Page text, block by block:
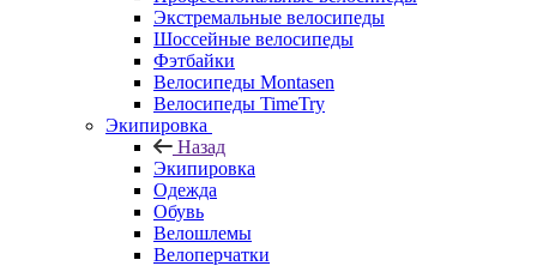
Экстремальные велосипеды
Шоссейные велосипеды
Фэтбайки
Велосипеды Montasen
Велосипеды TimeTry
Экипировка
Назад
Экипировка
Одежда
Обувь
Велошлемы
Велоперчатки